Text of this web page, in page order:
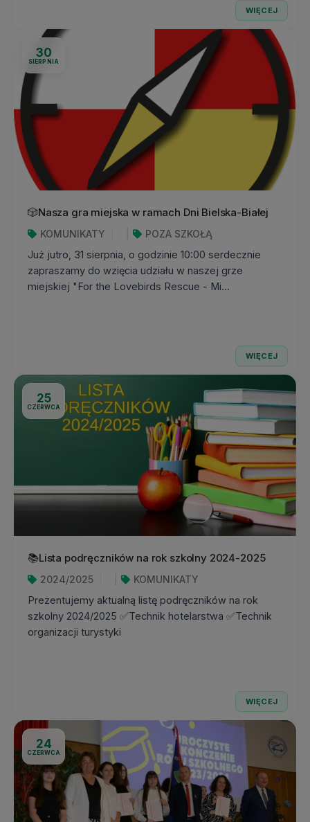
WIĘCEJ
30
SIERPNIA
🎲Nasza gra miejska w ramach Dni Bielska-Białej
KOMUNIKATY
POZA SZKOŁĄ
Już jutro, 31 sierpnia, o godzinie 10:00 serdecznie
zapraszamy do wzięcia udziału w naszej grze
miejskiej "For the Lovebirds Rescue - Mi...
WIĘCEJ
25
CZERWCA
📚Lista podręczników na rok szkolny 2024-2025
2024/2025
KOMUNIKATY
Prezentujemy aktualną listę podręczników na rok
szkolny 2024/2025 ✅Technik hotelarstwa ✅Technik
organizacji turystyki
WIĘCEJ
24
CZERWCA